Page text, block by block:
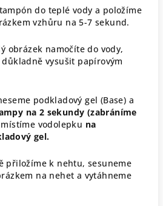
do teplé vody a položíme
vzhůru na 5-7 sekund.
obrázek namočíte do vody,
vysušit papírovým
podkladový gel (Base) a
na 2 sekundy (zabráníme
vodolepku na
gel.
přiložíme k nehtu, sesuneme
na nehet a vytáhneme